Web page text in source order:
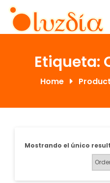
Skip
content
Etiqueta:
Home
Mostrando el único